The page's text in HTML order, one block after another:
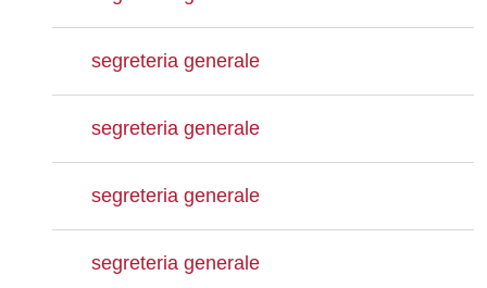
segreteria generale
segreteria generale
segreteria generale
segreteria generale